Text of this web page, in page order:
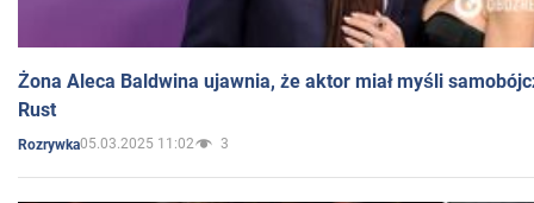
Żona Aleca Baldwina ujawnia, że aktor miał myśli
Rust
Rozrywka05.03.2025 11:02 3